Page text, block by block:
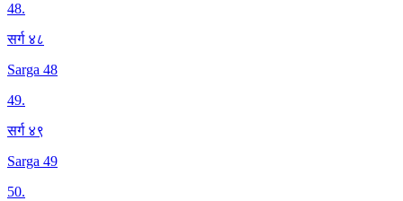
48.
सर्ग ४८
Sarga 48
49.
सर्ग ४९
Sarga 49
50.